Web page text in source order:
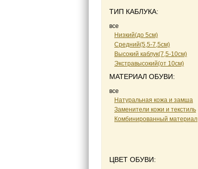
ТИП КАБЛУКА:
все
Низкий(до 5см)
Средний(5,5-7,5см)
Высокий каблук(7,5-10см)
Экстравысокий(от 10см)
МАТЕРИАЛ ОБУВИ:
все
Натуральная кожа и замша
Заменители кожи и текстиль
Комбинированный материал
ЦВЕТ ОБУВИ: